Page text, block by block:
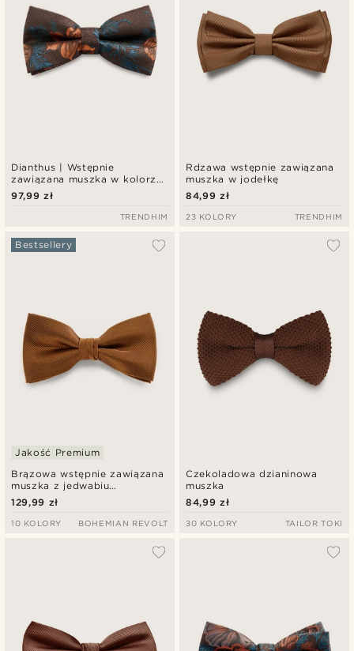
Dianthus | Wstępnie
zawiązana muszka w kolorze
spalonej pomarańczy i
turkusowym w kwiaty
97,99 zł
TRENDHIM
Rdzawa wstępnie zawiązana
muszka w jodełkę
84,99 zł
23 KOLORY TRENDHIM
Brązowa wstępnie zawiązana
muszka z jedwabiu
diagonalnego
Bestsellery
Jakość Premium
129,99 zł
10 KOLORY BOHEMIAN REVOLT
Czekoladowa dzianinowa
muszka
84,99 zł
30 KOLORY TAILOR TOKI